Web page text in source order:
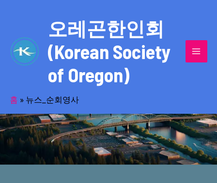
오레곤한인회
(Korean Society
of Oregon)
홈 » 뉴스_순회영사
반세기의 세월을 품고 동포사회를 섬겨온
오레곤한인회!